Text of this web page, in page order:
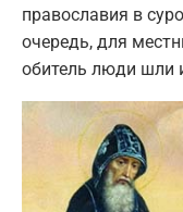
православия в
очередь, для
обитель люди шли